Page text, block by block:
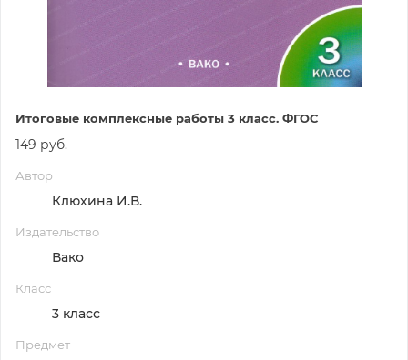
Итоговые комплексные работы 3 класс. ФГОС
149 руб.
Автор
Клюхина И.В.
Издательство
Вако
Класс
3 класс
Предмет